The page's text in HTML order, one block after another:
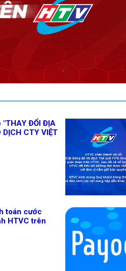
"THAY ĐỔI ĐỊA
DỊCH CTY VIỆT
toán cước
HTVC trên